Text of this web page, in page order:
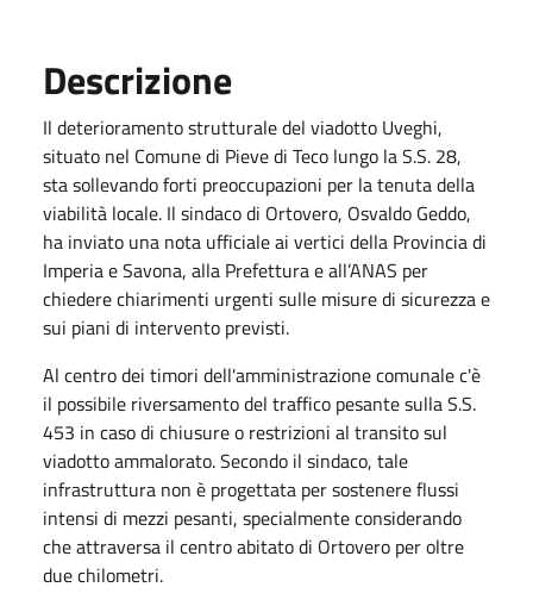
Descrizione
Il deterioramento strutturale del viadotto Uveghi,
situato nel Comune di Pieve di Teco lungo la S.S. 28,
sta sollevando forti preoccupazioni per la tenuta della
viabilità locale. Il sindaco di Ortovero, Osvaldo Geddo,
ha inviato una nota ufficiale ai vertici della Provincia di
Imperia e Savona, alla Prefettura e all’ANAS per
chiedere chiarimenti urgenti sulle misure di sicurezza e
sui piani di intervento previsti.
Al centro dei timori dell'amministrazione comunale c'è
il possibile riversamento del traffico pesante sulla S.S.
453 in caso di chiusure o restrizioni al transito sul
viadotto ammalorato. Secondo il sindaco, tale
infrastruttura non è progettata per sostenere flussi
intensi di mezzi pesanti, specialmente considerando
che attraversa il centro abitato di Ortovero per oltre
due chilometri.